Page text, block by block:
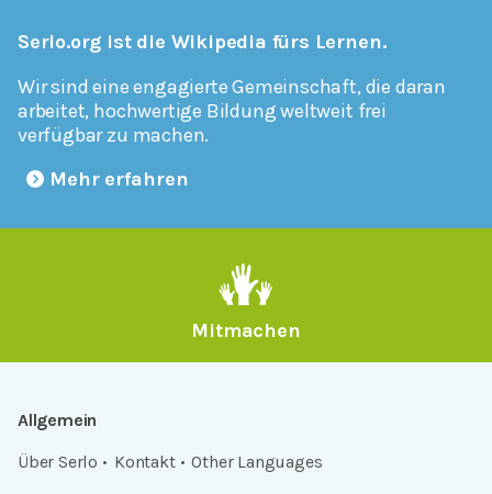
Serlo.org ist die Wikipedia fürs Lernen.
Wir sind eine engagierte Gemeinschaft, die daran
arbeitet, hochwertige Bildung weltweit frei
verfügbar zu machen.
Mehr erfahren
Mitmachen
Allgemein
Über Serlo
Kontakt Other Languages